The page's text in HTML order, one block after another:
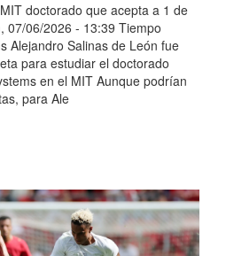
doctorado que acepta a 1 de
07/06/2026 - 13:39 Tiempo
Alejandro Salinas de León fue
para estudiar el doctorado
en el MIT Aunque podrían
para Ale